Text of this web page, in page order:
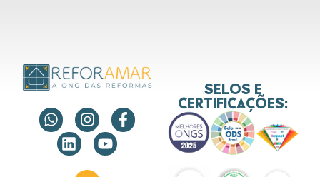
SELOS E
CERTIFICAÇÕES: